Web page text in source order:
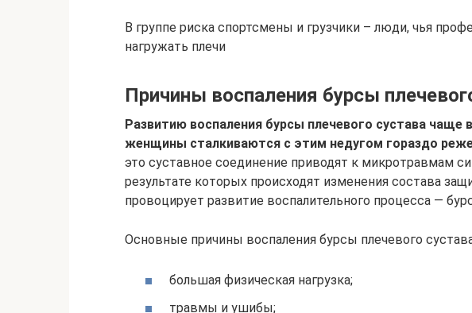
В группе риска спортсмены и грузчики – люди, чья
нагружать плечи
Причины воспаления бурсы
Развитию воспаления бурсы плечевого сустава
женщины сталкиваются с этим недугом гораздо
это суставное соединение приводят к микротравмам
результате которых происходят изменения состава
провоцирует развитие воспалительного процесса —
Основные причины воспаления бурсы плечевого
большая физическая нагрузка;
травмы и ушибы;